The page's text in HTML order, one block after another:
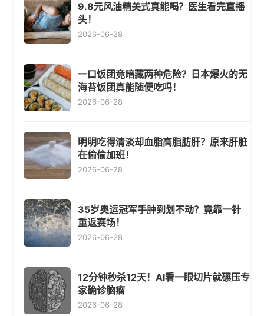
9.8元风油精美式真能喝？医生看完直摇
头！
2026-06-28
一口饭团竟暗藏两种危险？日本爆火的无
海苔饭团真能随便吃吗！
2026-06-28
明明吃得清淡却血脂高脂肪肝？原来肝脏
在偷偷加班！
2026-06-28
35岁奥运冠军手肿到划不动？竟靠一针
重返赛场！
2026-06-28
12分钟秒杀12天！AI看一眼切片就碾压专
家确诊脑瘤
2026-06-28